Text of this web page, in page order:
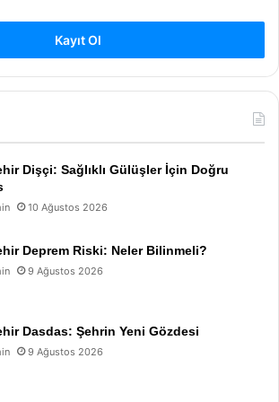
Kayıt Ol
Dişçi: Sağlıklı Gülüşler İçin Doğru
10 Ağustos 2026
Deprem Riski: Neler Bilinmeli?
9 Ağustos 2026
Dasdas: Şehrin Yeni Gözdesi
9 Ağustos 2026